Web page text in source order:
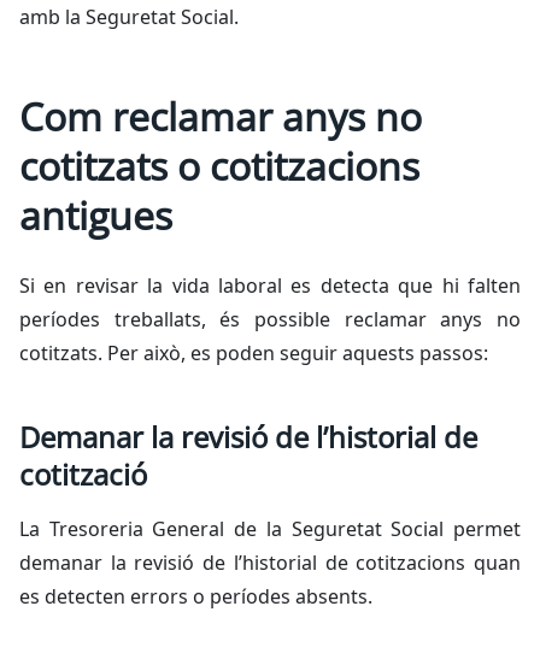
amb la Seguretat Social.
Com reclamar anys no
cotitzats o cotitzacions
antigues
Si en revisar la vida laboral es detecta que hi falten
períodes treballats, és possible reclamar anys no
cotitzats. Per això, es poden seguir aquests passos:
Demanar la revisió de l’historial de
cotització
La Tresoreria General de la Seguretat Social permet
demanar la revisió de l’historial de cotitzacions quan
es detecten errors o períodes absents.